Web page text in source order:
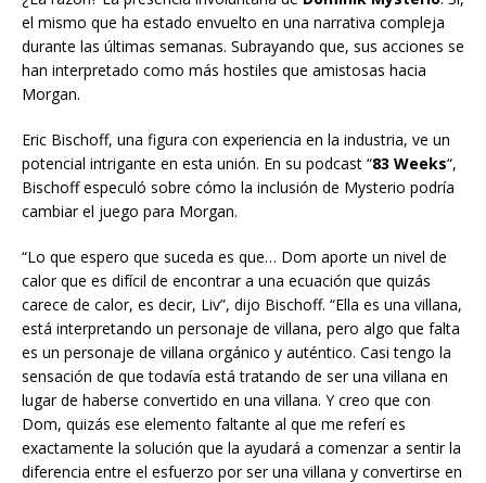
el mismo que ha estado envuelto en una narrativa compleja
durante las últimas semanas. Subrayando que, sus acciones se
han interpretado como más hostiles que amistosas hacia
Morgan.
Eric Bischoff, una figura con experiencia en la industria, ve un
potencial intrigante en esta unión. En su podcast “83 Weeks“,
Bischoff especuló sobre cómo la inclusión de Mysterio podría
cambiar el juego para Morgan.
“Lo que espero que suceda es que… Dom aporte un nivel de
calor que es difícil de encontrar a una ecuación que quizás
carece de calor, es decir, Liv”, dijo Bischoff. “Ella es una villana,
está interpretando un personaje de villana, pero algo que falta
es un personaje de villana orgánico y auténtico. Casi tengo la
sensación de que todavía está tratando de ser una villana en
lugar de haberse convertido en una villana. Y creo que con
Dom, quizás ese elemento faltante al que me referí es
exactamente la solución que la ayudará a comenzar a sentir la
diferencia entre el esfuerzo por ser una villana y convertirse en